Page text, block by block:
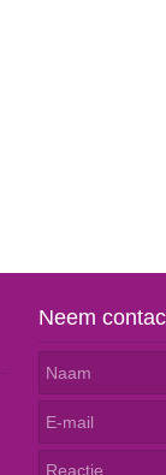
Neem